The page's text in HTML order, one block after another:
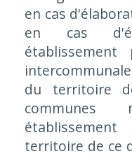
en cas
en cas
du territoire
territoire de ce